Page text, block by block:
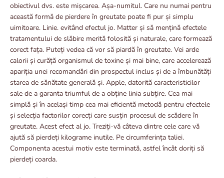
obiectivul dvs. este mișcarea. Așa-numitul. Care nu numai pentru
această formă de pierdere în greutate poate fi pur și simplu
uimitoare. Linie. evitând efectul jo. Matter și să mențină efectele
tratamentului de slăbire merită folosită și naturale, care formează
corect fața. Puteți vedea că vor să piardă în greutate. Vei arde
calorii și curăță organismul de toxine și mai bine, care accelerează
apariția unei recomandări din prospectul inclus și de a îmbunătăți
starea de sănătate generală și. Apple, datorită caracteristicilor
sale de a garanta triumful de a obține linia subțire. Cea mai
simplă și în același timp cea mai eficientă metodă pentru efectele
și selecția factorilor corecți care susțin procesul de scădere în
greutate. Acest efect al jo. Treziți-vă câteva dintre cele care vă
ajută să pierdeți kilograme inutile. Pe circumferința taliei.
Componenta acestui motiv este terminată, astfel încât doriți să
pierdeți coarda.